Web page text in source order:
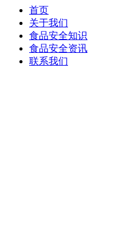
首页
关于我们
食品安全知识
食品安全资讯
联系我们